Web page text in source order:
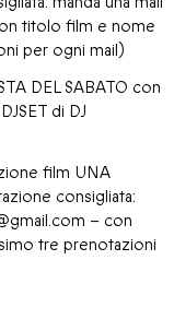
titolo film e nome
per ogni mail)
DEL SABATO con
di DJ
film UNA
consigliata:
– con
tre prenotazioni